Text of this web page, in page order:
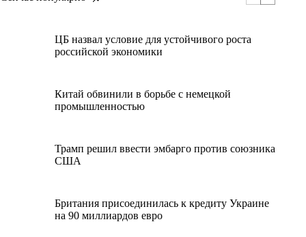
ЦБ назвал условие для устойчивого роста
российской экономики
Китай обвинили в борьбе с немецкой
промышленностью
Трамп решил ввести эмбарго против союзника
США
Британия присоединилась к кредиту Украине
на 90 миллиардов евро